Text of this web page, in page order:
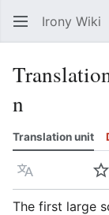
Irony Wiki
n
Translation unit
Language
The first large